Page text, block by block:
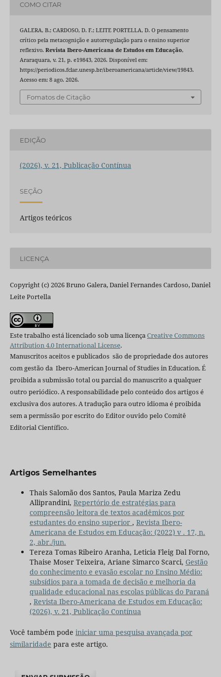
COMO CITAR
GALERA, B.; CARDOSO, D. F.; LEITE PORTELLA, D. O pensamento
crítico pela metacognição e autorregulação para o ensino superior
reflexivo. Revista Ibero-Americana de Estudos em Educação,
Araraquara, v. 21, p. e19843, 2026. Disponível em:
https://periodicos.fclar.unesp.br/iberoamericana/article/view/19843.
Acesso em: 8 ago. 2026.
Fomatos de Citação
EDIÇÃO
(2026), v. 21, Publicação Contínua
SEÇÃO
Artigos teóricos
LICENÇA
Copyright (c) 2026 Bruno Galera, Daniel Fernandes Cardoso, Daniel
Leite Portella
Este trabalho está licenciado sob uma licençaCreative Commons
Attribution 4.0 International License.
Manuscritos aceitos e publicados são de propriedade dos autores
com gestão da Ibero-American Journal of Studies in Education. É
proibida a submissão total ou parcial do manuscrito a qualquer
outro periódico. A responsabilidade pelo conteúdo dos artigos é
exclusiva dos autores. A tradução para outro idioma é proibida
sem a permissão por escrito do Editor ouvido pelo Comitê
Editorial Científico.
Artigos Semelhantes
Thais Salomão dos Santos, Paula Mariza Zedu
Alliprandini, Repertório de estratégias para
compreensão leitora de textos acadêmicos por
estudantes do ensino superior , Revista Ibero-
Americana de Estudos em Educação: (2022) v . 17, n.
2, abr./jun.
Tereza Tomas Ribeiro Aranha, Leticia Fleig Dal Forno,
Thaise Moser Teixeira, Ariane Simarco Scarci, Gestão
do conhecimento e evasão escolar no Ensino Médio:
subsídios para a tomada de decisão e melhoria da
qualidade educacional nas escolas públicas do Paraná
, Revista Ibero-Americana de Estudos em Educação:
(2026), v. 21, Publicação Contínua
Você também pode iniciar uma pesquisa avançada por
similaridade para este artigo.